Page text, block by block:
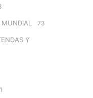
73
Y
1